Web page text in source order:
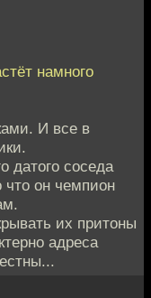
намного
И все в
датого соседа
что он чемпион
их притоны
адреса